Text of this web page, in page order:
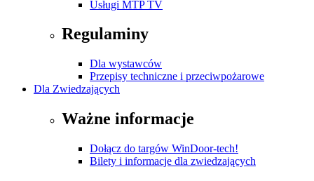
Usługi MTP TV
Regulaminy
Dla wystawców
Przepisy techniczne i przeciwpożarowe
Dla Zwiedzających
Ważne informacje
Dołącz do targów WinDoor-tech!
Bilety i informacje dla zwiedzających